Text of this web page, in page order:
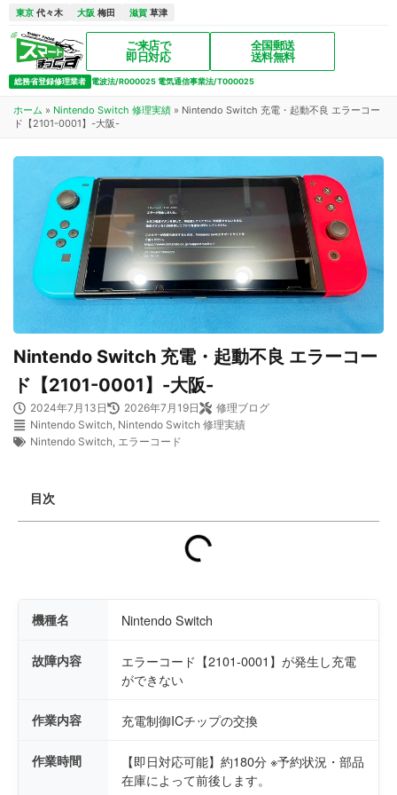
東京 代々木 大阪 梅田 滋賀 草津
ご来店で
即日対応
全国郵送
送料無料
総務省登録修理業者 電波法/R000025 電気通信事業法/T000025
ホーム » Nintendo Switch 修理実績 » Nintendo Switch 充電・起動不良 エラーコー
ド【2101-0001】-大阪-
Nintendo Switch 充電・起動不良 エラーコー
ド【2101-0001】-大阪-
2024年7月13日 2026年7月19日
修理ブログ
Nintendo Switch, Nintendo Switch 修理実績
Nintendo Switch, エラーコード
目次
機種名 Nintendo Switch
故障内容
エラーコード【2101-0001】が発生し充電
ができない
作業内容 充電制御ICチップの交換
作業時間
【即日対応可能】約180分 ※予約状況・部品
在庫によって前後します。